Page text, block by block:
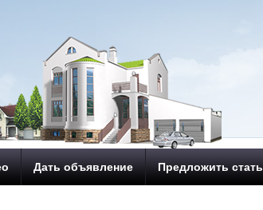
Дать объявление Предложить